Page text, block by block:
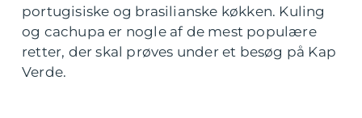
portugisiske og brasilianske køkken. Kuling
og cachupa er nogle af de mest populære
retter, der skal prøves under et besøg på Kap
Verde.